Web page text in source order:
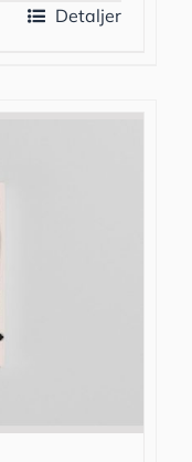
Detaljer